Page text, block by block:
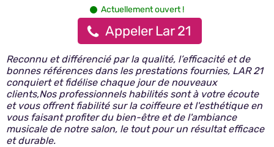
Actuellement ouvert !
Appeler Lar 21
Reconnu et différencié par la qualité, l’efficacité et de
bonnes références dans les prestations fournies, LAR 21
conquiert et fidélise chaque jour de nouveaux
clients,Nos professionnels habilités sont à votre écoute
et vous offrent fiabilité sur la coiffeure et l'esthétique en
vous faisant profiter du bien-être et de l'ambiance
musicale de notre salon, le tout pour un résultat efficace
et durable.